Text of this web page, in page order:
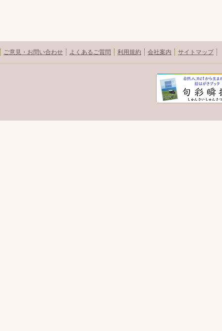
ご意見・お問い合わせ よくあるご質問 利用規約 会社案内 サイトマップ